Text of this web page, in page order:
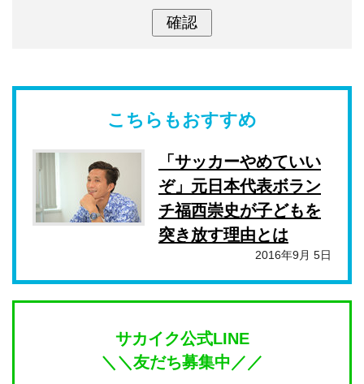
こちらもおすすめ
「サッカーやめていい
ぞ」元日本代表ボラン
チ福西崇史が子どもを
突き放す理由とは
2016年9月 5日
サカイク公式LINE
＼＼友だち募集中／／